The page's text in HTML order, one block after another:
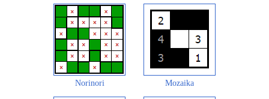
Norinori Mozaika